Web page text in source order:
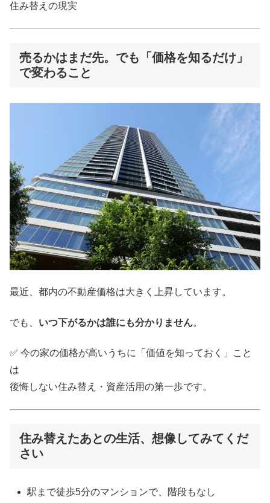
住み替えの現実
売るかはまだ先。でも「価格を知るだけ」
で変わること
最近、都内の不動産価格は大きく上昇しています。
でも、 いつ下がるかは誰にも分かりません。
✅ 今の家の価格が高いうちに「価値を知っておく」こと
は
後悔しない住み替え・資産活用の第一歩です。
住み替えたあとの生活、想像してみてくだ
さい
駅まで徒歩5分のマンションで、階段もなし